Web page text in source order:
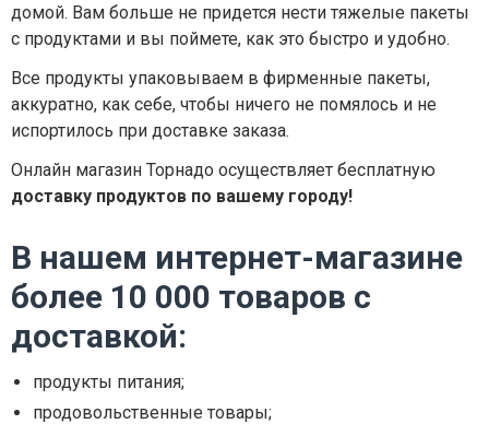
домой. Вам больше не придется нести тяжелые пакеты
с продуктами и вы поймете, как это быстро и удобно.
Все продукты упаковываем в фирменные пакеты,
аккуратно, как себе, чтобы ничего не помялось и не
испортилось при доставке заказа.
Онлайн магазин Торнадо осуществляет бесплатную
доставку продуктов по вашему городу!
В нашем интернет-магазине
более 10 000 товаров с
доставкой:
продукты питания;
продовольственные товары;